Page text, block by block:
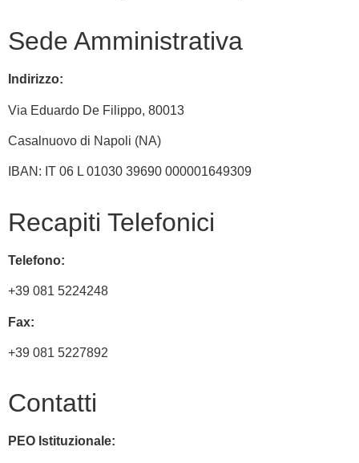
Sede Amministrativa
Indirizzo:
Via Eduardo De Filippo, 80013
Casalnuovo di Napoli (NA)
IBAN: IT 06 L 01030 39690 000001649309
Recapiti Telefonici
Telefono:
+39 081 5224248
Fax:
+39 081 5227892
Contatti
PEO Istituzionale: